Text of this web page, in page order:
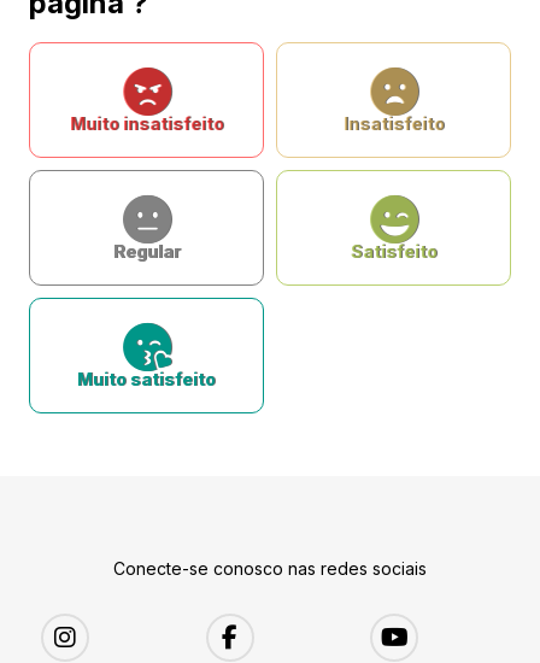
Muito insatisfeito Insatisfeito
Regular Satisfeito
Muito satisfeito
Conecte-se conosco nas redes sociais